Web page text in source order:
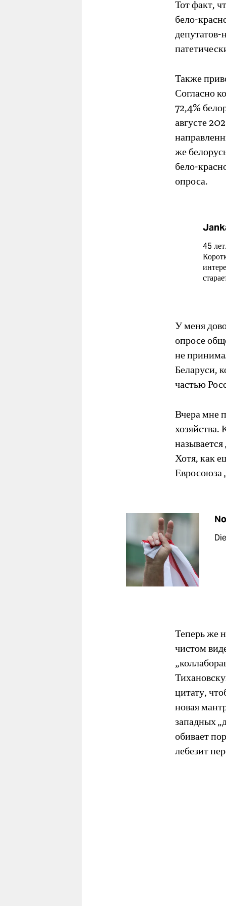
Тот факт,
бело-
Также
Согласно
72,4%
августе
же
бело-
опроса.
45
У меня
опросе
не
Беларуси,
частью
Вчера мне
хозяйства.
Хотя, как
Евросоюза
Теперь же
чистом
цитату,
новая
западных
обивает
лебезит